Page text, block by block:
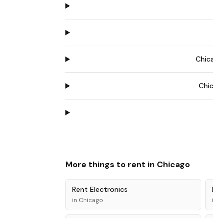
More things to rent in Chicago
Rent Electronics
in Chicago